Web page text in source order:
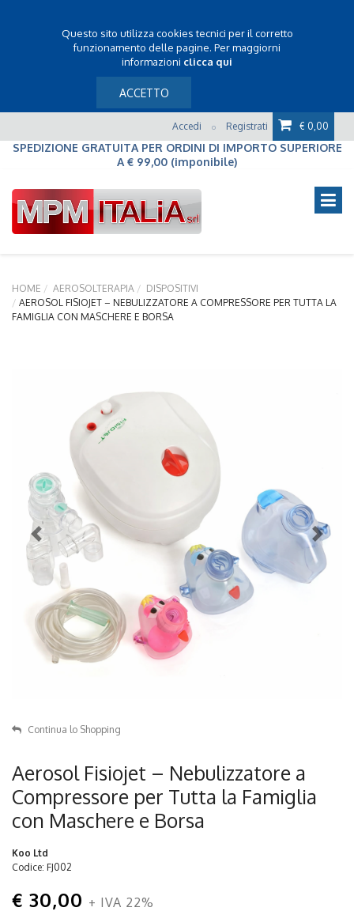
Questo sito utilizza cookies tecnici per il corretto
funzionamento delle pagine. Per maggiorni
informazioni clicca qui
ACCETTO
Accedi o Registrati € 0,00
SPEDIZIONE GRATUITA PER ORDINI DI IMPORTO SUPERIORE
A € 99,00 (imponibile)
HOME AEROSOLTERAPIA
DISPOSITIVI
AEROSOL FISIOJET – NEBULIZZATORE A COMPRESSORE PER TUTTA LA
FAMIGLIA CON MASCHERE E BORSA
Prec Pross
Continua lo Shopping
Aerosol Fisiojet – Nebulizzatore a
Compressore per Tutta la Famiglia
con Maschere e Borsa
Koo Ltd
Codice: FJ002
€ 30,00 + IVA 22%